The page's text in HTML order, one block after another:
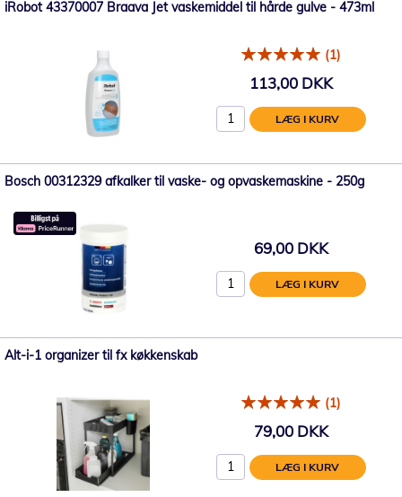
iRobot 43370007 Braava Jet vaskemiddel til hårde gulve - 473ml
(1)
113,00 DKK
LÆG I KURV
Bosch 00312329 afkalker til vaske- og opvaskemaskine - 250g
69,00 DKK
LÆG I KURV
Alt-i-1 organizer til fx køkkenskab
(1)
79,00 DKK
LÆG I KURV